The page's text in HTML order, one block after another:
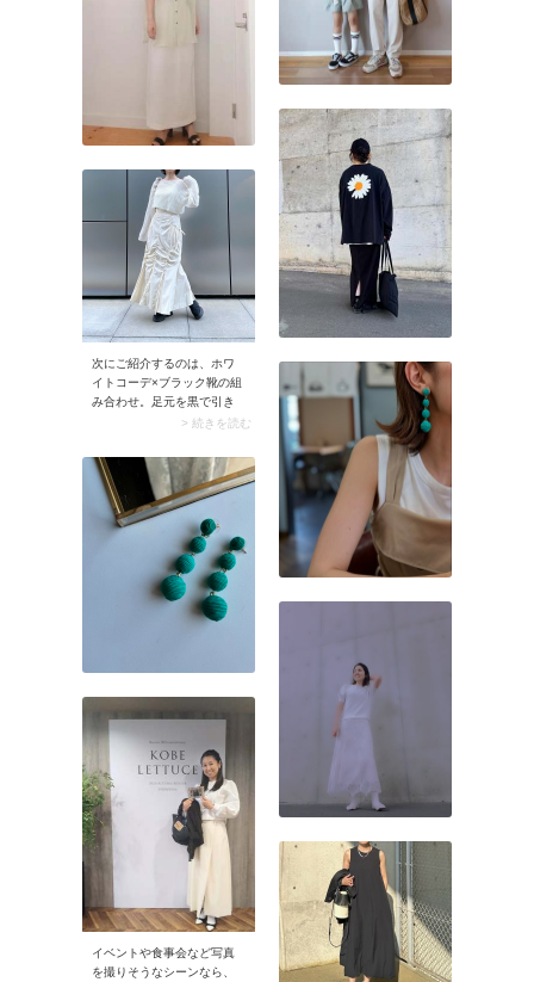
ーンな白シャツは最適。タ
ックワイドパンツとシンプ
ルに合わせるだけでバラン
次にご紹介するのは、ホワ
イトコーデ×ブラック靴の組
み合わせ。足元を黒で引き
締めると、洗練感たっぷり
ードにシフトします。ダー
クカラーを足元に投入する
ことで、着こなしにメリハ
リを作ることが可能。また
ホワイトコーデの膨張感を
程よく抑えてくれるので、
全身のバランスアップも叶
> 続きを読む
イベントや食事会など写真
を撮りそうなシーンなら、